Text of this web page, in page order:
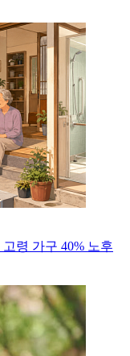
령 가구 40% 노후